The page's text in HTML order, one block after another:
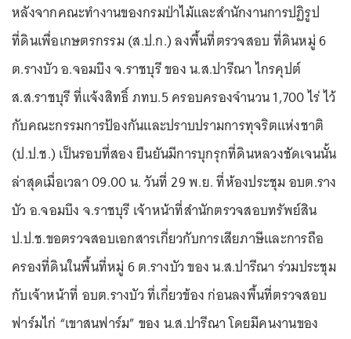
หลังจากคณะทำงานของกรมป่าไม้และสำนักงานการปฏิรูป
ที่ดินเพื่อเกษตรกรรม (ส.ป.ก.) ลงพื้นที่ตรวจสอบ ที่ดินหมู่ 6
ต.รางบัว อ.จอมบึง จ.ราชบุรี ของ น.ส.ปารีณา ไกรคุปต์
ส.ส.ราชบุรี ที่แจ้งสิทธิ์ ภทบ.5 ครอบครองจำนวน 1,700 ไร่ ไว้
กับคณะกรรมการป้องกันและปราบปรามการทุจริตแห่งชาติ
(ป.ป.ช.) เป็นรอบที่สอง ยืนยันมีการบุกรุกที่ดินหลวงชัดเจนนั้น
ล่าสุดเมื่อเวลา 09.00 น. วันที่ 29 พ.ย. ที่ห้องประชุม อบต.ราง
บัว อ.จอมบึง จ.ราชบุรี เจ้าหน้าที่สำนักตรวจสอบทรัพย์สิน
ป.ป.ช.ขอตรวจสอบเอกสารเกี่ยวกับการเสียภาษีและการถือ
ครองที่ดินในพื้นที่หมู่ 6 ต.รางบัว ของ น.ส.ปารีณา ร่วมประชุม
กับเจ้าหน้าที่ อบต.รางบัว ที่เกี่ยวข้อง ก่อนลงพื้นที่ตรวจสอบ
ฟาร์มไก่ “เขาสนฟาร์ม” ของ น.ส.ปารีณา โดยมีคนงานของ